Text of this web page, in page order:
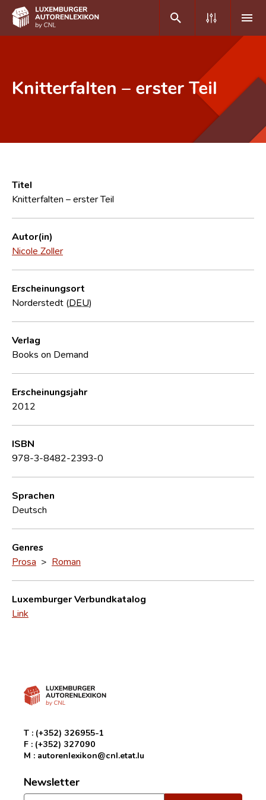
Häufige Fragen und Antworten
CNL
Forschungsgruppe
Kontakt
Knitterfalten – erster Teil
Titel
Knitterfalten – erster Teil
Autor(in)
Nicole Zoller
Erscheinungsort
Norderstedt (DEU)
Verlag
Books on Demand
Erscheinungsjahr
2012
ISBN
978-3-8482-2393-0
Sprachen
Deutsch
Genres
Prosa > Roman
Luxemburger Verbundkatalog
Link
T : (+352) 326955-1
F : (+352) 327090
M : autorenlexikon@cnl.etat.lu
Newsletter